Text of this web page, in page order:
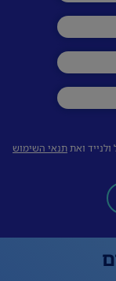
ואתתנאי השימוש